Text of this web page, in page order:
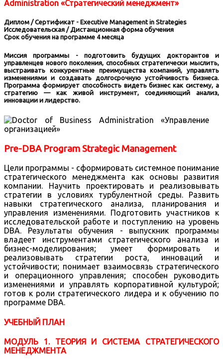
Administration «Стратегический менеджмент»
Диплом / Сертификат - Executive Management in Strategies
Исследовательская / Дистанционная форма обучения
Срок обучения на программе 4 месяца
Миссия программы - подготовить будущих докторантов и
управленцев нового поколения, способных стратегически мыслить,
выстраивать конкурентные преимущества компаний, управлять
изменениями и создавать долгосрочную устойчивость бизнеса.
Программа формирует способность видеть бизнес как систему, а
стратегию — как живой инструмент, соединяющий анализ,
инновации и лидерство.
Pre-DBA Program Strategic Management
Цели программы - сформировать системное понимание
стратегического менеджмента как основы развития
компании. Научить проектировать и реализовывать
стратегии в условиях турбулентной среды. Развить
навыки стратегического анализа, планирования и
управления изменениями. Подготовить участников к
исследовательской работе и поступлению на уровень
DBA. Результаты обучения - выпускник программы
владеет инструментами стратегического анализа и
бизнес-моделирования; умеет формировать и
реализовывать стратегии роста, инноваций и
устойчивости; понимает взаимосвязь стратегического
и операционного управления; способен руководить
изменениями и управлять корпоративной культурой;
готов к роли стратегического лидера и к обучению по
программе DBA.
УЧЕБНЫЙ ПЛАН
МОДУЛЬ 1. ТЕОРИЯ И СИСТЕМА СТРАТЕГИЧЕСКОГО
МЕНЕДЖМЕНТА